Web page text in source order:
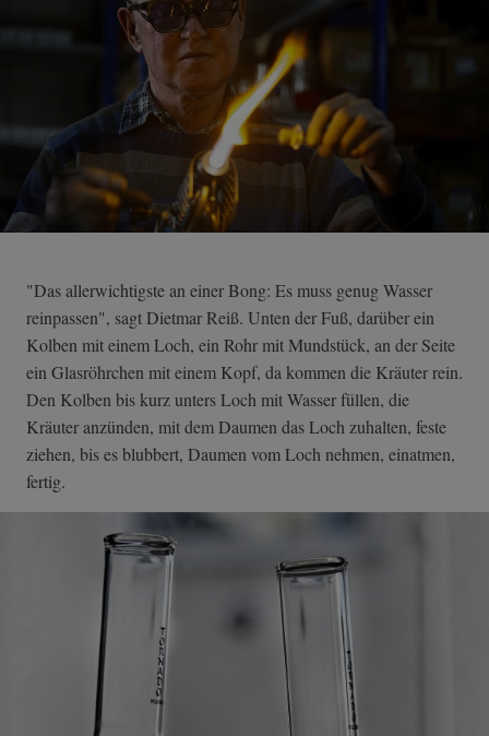
"Das allerwichtigste an einer Bong: Es muss genug Wasser
reinpassen", sagt Dietmar Reiß. Unten der Fuß, darüber ein
Kolben mit einem Loch, ein Rohr mit Mundstück, an der Seite
ein Glasröhrchen mit einem Kopf, da kommen die Kräuter rein.
Den Kolben bis kurz unters Loch mit Wasser füllen, die
Kräuter anzünden, mit dem Daumen das Loch zuhalten, feste
ziehen, bis es blubbert, Daumen vom Loch nehmen, einatmen,
fertig.